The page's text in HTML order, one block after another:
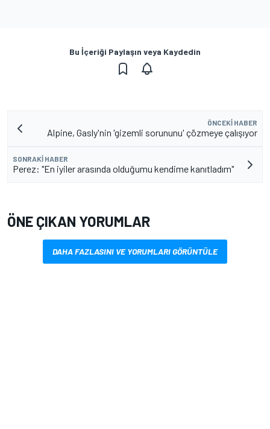
Bu İçeriği Paylaşın veya Kaydedin
ÖNCEKI HABER
Alpine, Gasly'nin 'gizemli sorununu' çözmeye çalışıyor
SONRAKI HABER
Perez: "En iyiler arasında olduğumu kendime kanıtladım"
ÖNE ÇIKAN YORUMLAR
DAHA FAZLASINI VE YORUMLARI GÖRÜNTÜLE